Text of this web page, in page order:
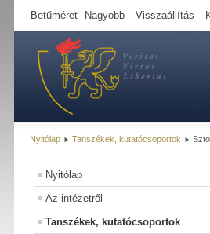
Betűméret Nagyobb Visszaállítás
Nyitólap Tanszékek, kutatócsoportok
Nyitólap
Az intézetről
Tanszékek, kutatócsoportok